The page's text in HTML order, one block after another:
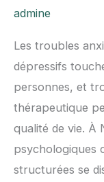
admine
Les troubles
dépressifs
personnes, et
thérapeutique
qualité de vie. À
psychologiques
structurées se